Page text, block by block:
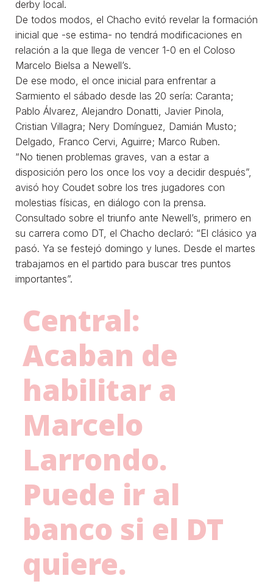
derby local.
De todos modos, el Chacho evitó revelar la formación
inicial que -se estima- no tendrá modificaciones en
relación a la que llega de vencer 1-0 en el Coloso
Marcelo Bielsa a Newell’s.
De ese modo, el once inicial para enfrentar a
Sarmiento el sábado desde las 20 sería: Caranta;
Pablo Álvarez, Alejandro Donatti, Javier Pinola,
Cristian Villagra; Nery Domínguez, Damián Musto;
Delgado, Franco Cervi, Aguirre; Marco Ruben.
“No tienen problemas graves, van a estar a
disposición pero los once los voy a decidir después”,
avisó hoy Coudet sobre los tres jugadores con
molestias físicas, en diálogo con la prensa.
Consultado sobre el triunfo ante Newell’s, primero en
su carrera como DT, el Chacho declaró: “El clásico ya
pasó. Ya se festejó domingo y lunes. Desde el martes
trabajamos en el partido para buscar tres puntos
importantes”.
Central:
Acaban de
habilitar a
Marcelo
Larrondo.
Puede ir al
banco si el DT
quiere.